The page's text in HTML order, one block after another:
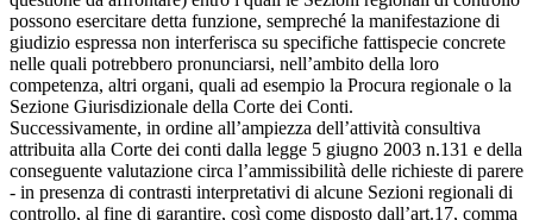
possono esercitare detta funzione, sempreché la manifestazione di
giudizio espressa non interferisca su specifiche fattispecie concrete
nelle quali potrebbero pronunciarsi, nell’ambito della loro
competenza, altri organi, quali ad esempio la Procura regionale o la
Sezione Giurisdizionale della Corte dei Conti.
Successivamente, in ordine all’ampiezza dell’attività consultiva
attribuita alla Corte dei conti dalla legge 5 giugno 2003 n.131 e della
conseguente valutazione circa l’ammissibilità delle richieste di parere
- in presenza di contrasti interpretativi di alcune Sezioni regionali di
controllo, al fine di garantire, così come disposto dall’art.17, comma